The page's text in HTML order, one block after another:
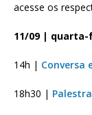
acesse os
11/09 | quarta-
14h | Conversa
18h30 |